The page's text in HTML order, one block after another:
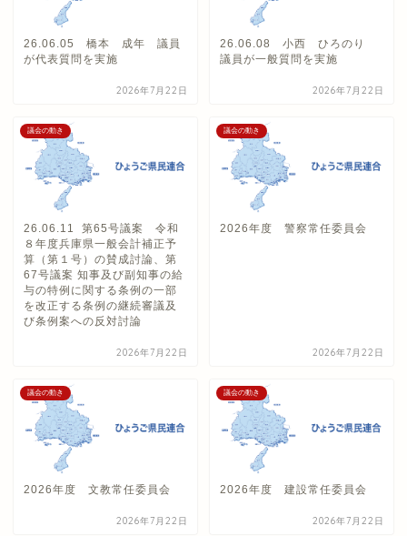
26.06.05 橋本 成年 議員
が代表質問を実施
2026年7月22日
26.06.08 小西 ひろのり
議員が一般質問を実施
2026年7月22日
議会の動き
26.06.11 第65号議案 令和
８年度兵庫県一般会計補正予
算（第１号）の賛成討論、第
67号議案 知事及び副知事の給
与の特例に関する条例の一部
を改正する条例の継続審議及
び条例案への反対討論
2026年7月22日
議会の動き
2026年度 警察常任委員会
2026年7月22日
議会の動き
2026年度 文教常任委員会
2026年7月22日
議会の動き
2026年度 建設常任委員会
2026年7月22日